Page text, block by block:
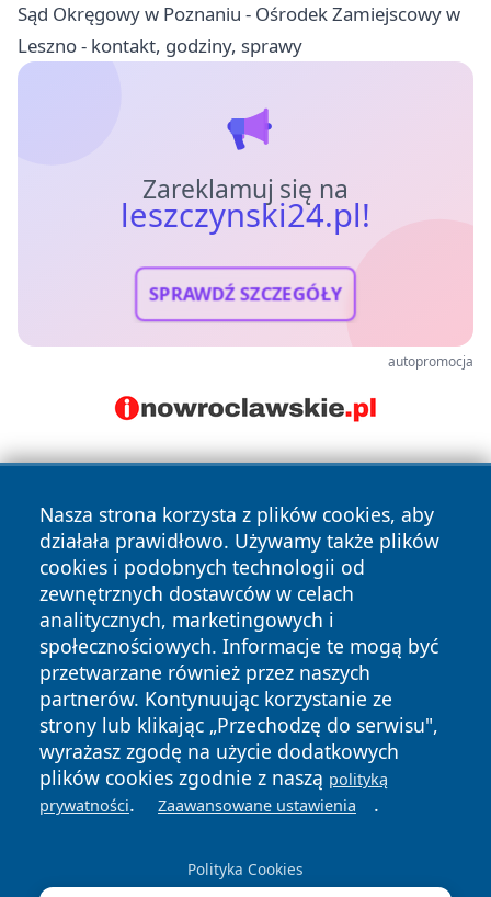
Sąd Okręgowy w Poznaniu - Ośrodek Zamiejscowy w
Leszno - kontakt, godziny, sprawy
Zareklamuj się na
leszczynski24.pl!
SPRAWDŹ SZCZEGÓŁY
autopromocja
Nasza strona korzysta z plików cookies, aby
działała prawidłowo. Używamy także plików
cookies i podobnych technologii od
zewnętrznych dostawców w celach
analitycznych, marketingowych i
społecznościowych. Informacje te mogą być
przetwarzane również przez naszych
partnerów. Kontynuując korzystanie ze
strony lub klikając „Przechodzę do serwisu",
wyrażasz zgodę na użycie dodatkowych
plików cookies zgodnie z naszą polityką
prywatności. Zaawansowane ustawienia .
Polityka Cookies
Copyright © 2026 leszczynski24.pl Wszystkie prawa
zastrzeżone.
News Autorzy
Polityka
Prywatności
Polityka
Cookies